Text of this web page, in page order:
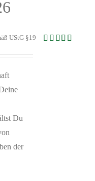
UStG §19
Du
der